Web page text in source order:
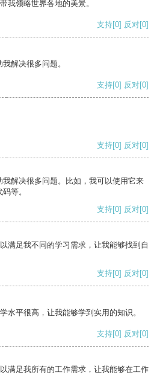
我领略世界各地的美景。
支持[0] 反对[0]
解决很多问题。
支持[0] 反对[0]
支持[0] 反对[0]
解决很多问题。比如，我可以使用它来
等。
支持[0] 反对[0]
满足我不同的学习需求，让我能够找到自
支持[0] 反对[0]
水平很高，让我能够学到实用的知识。
支持[0] 反对[0]
满足我所有的工作需求，让我能够在工作